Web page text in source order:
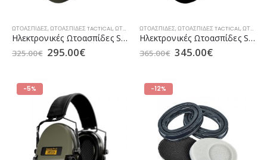
ΩΤΟΑΣΠΊΔΕΣ,ΩΤΟΑΣΠΊΔΕΣ TACTICAL,ΩΤΟΑΣΠΊΔΕΣ ΚΥΝΗΓΙΟΎ
Ηλεκτρονικές Ωτοασπίδες Sordin Supreme Pro-X PVC (Camo/Green)
325.00€ 295.00€
ΩΤΟΑΣΠΊΔΕΣ,ΩΤΟΑΣΠΊΔΕΣ TACTICAL,ΩΤΟΑΣΠΊΔΕΣ ΚΥΝΗΓΙΟΎ
Ηλεκτρονικές Ωτοασπίδες Sordin Supreme Pro-X Slim PVC (Black)
365.00€ 345.00€
-5% -12%